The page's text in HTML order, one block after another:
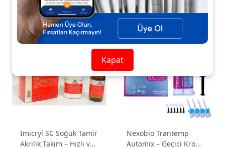
Imicryl SC Soğuk Tamir
Akrilik Takım – Hızlı ve
Nexobio Trantemp
Automix – Geçici Kron
Kargo
Bedava
Kapat